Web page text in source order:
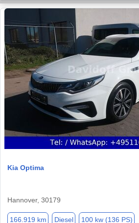
Kia Optima
Hannover, 30179
166.919 km Diesel 100 kw (136 PS)